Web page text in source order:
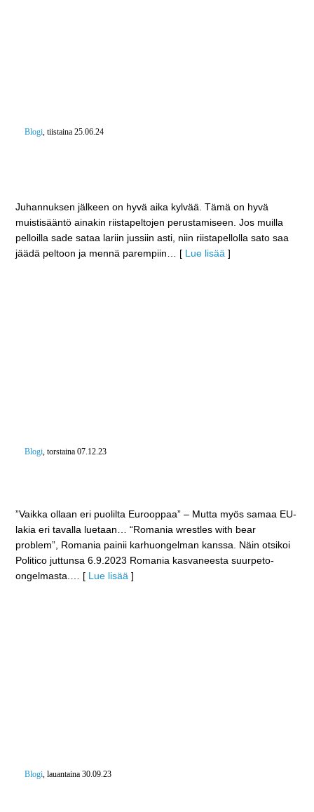
Blogi, tiistaina 25.06.24
Juhannuksen jälkeen on hyvä aika kylvää. Tämä on hyvä
muistisääntö ainakin riistapeltojen perustamiseen. Jos muilla
pelloilla sade sataa lariin jussiin asti, niin riistapellolla sato saa
jäädä peltoon ja mennä parempiin … [ Lue lisää ]
Blogi, torstaina 07.12.23
”Vaikka ollaan eri puolilta Eurooppaa” – Mutta myös samaa EU-
lakia eri tavalla luetaan… “Romania wrestles with bear
problem”, Romania painii karhuongelman kanssa. Näin otsikoi
Politico juttunsa 6.9.2023 Romania kasvaneesta suurpeto-
ongelmasta.
… [ Lue lisää ]
Blogi, lauantaina 30.09.23